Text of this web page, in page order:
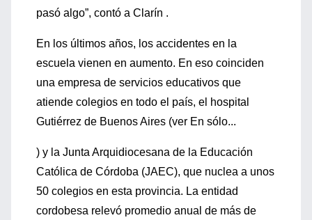
pasó algo”, contó a Clarín .
En los últimos años, los accidentes en la
escuela vienen en aumento. En eso coinciden
una empresa de servicios educativos que
atiende colegios en todo el país, el hospital
Gutiérrez de Buenos Aires (ver En sólo...
) y la Junta Arquidiocesana de la Educación
Católica de Córdoba (JAEC), que nuclea a unos
50 colegios en esta provincia. La entidad
cordobesa relevó promedio anual de más de